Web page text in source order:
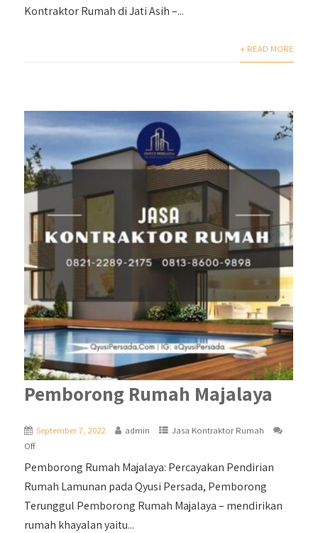
Kontraktor Rumah di Jati Asih –...
+ READ MORE
Pemborong Rumah Majalaya
September 7, 2022 admin
Jasa Kontraktor Rumah
Off
Pemborong Rumah Majalaya: Percayakan Pendirian
Rumah Lamunan pada Qyusi Persada, Pemborong
Terunggul Pemborong Rumah Majalaya – mendirikan
rumah khayalan yaitu...